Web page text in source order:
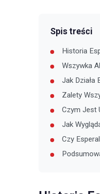
Spis treści
Historia
Wszywka
Jak Działa
Zalety
Czym Jest
Jak
Czy